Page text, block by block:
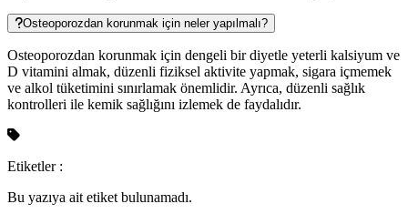
Osteoporozdan korunmak için neler yapılmalı?
Osteoporozdan korunmak için dengeli bir diyetle yeterli kalsiyum ve
D vitamini almak, düzenli fiziksel aktivite yapmak, sigara içmemek
ve alkol tüketimini sınırlamak önemlidir. Ayrıca, düzenli sağlık
kontrolleri ile kemik sağlığını izlemek de faydalıdır.
Etiketler :
Bu yazıya ait etiket bulunamadı.